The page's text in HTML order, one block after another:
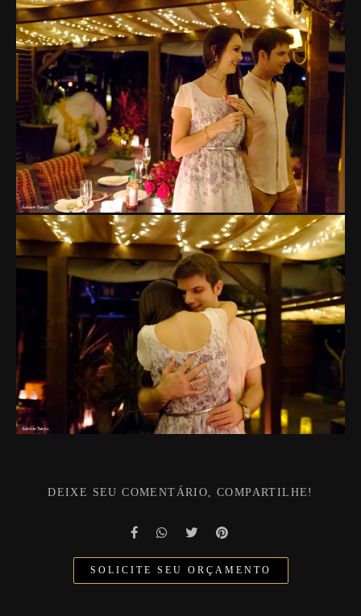
DEIXE SEU COMENTÁRIO, COMPARTILHE!
SOLICITE SEU ORÇAMENTO